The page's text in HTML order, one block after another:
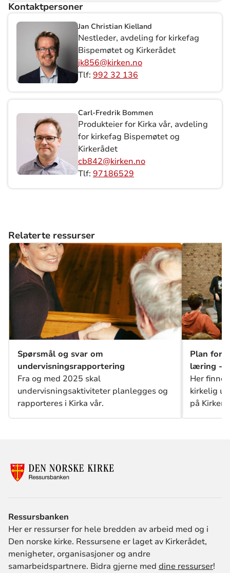
Kontaktpersoner
Jan Christian Kielland
Nestleder, avdeling for kirkefag
Bispemøtet og Kirkerådet
jk856@kirken.no
Tlf: 992 32 136
Carl-Fredrik Bommen
Produkteier for Kirka vår, avdeling
for kirkefag Bispemøtet og
Kirkerådet
cb842@kirken.no
Tlf: 97186529
Relaterte ressurser
Spørsmål og svar om
undervisningsrapportering
Fra og med 2025 skal
undervisningsaktiviteter planlegges og
rapporteres i Kirka vår.
Plan for
læring -
Her
kirkelig
på
Ressursbanken
Her er ressurser for hele bredden av arbeid med og i
Den norske kirke. Ressursene er laget av Kirkerådet,
menigheter, organisasjoner og andre
samarbeidspartnere. Bidra gjerne med dine ressurser!